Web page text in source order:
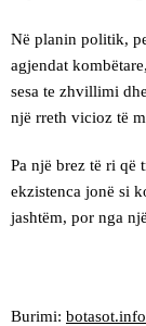
Në planin politik,
agjendat
sesa te zhvillimi
një rreth vicioz të
Pa një brez të ri që
ekzistenca jonë si
jashtëm, por nga
Burimi: botasot.info